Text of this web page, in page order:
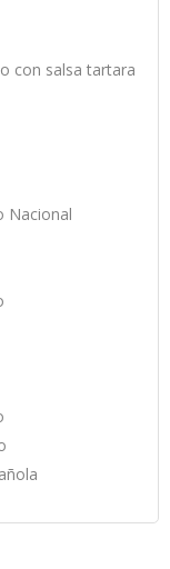
con salsa tartara
Nacional